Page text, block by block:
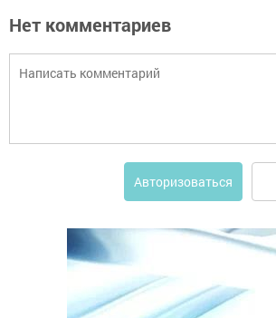
Нет комментариев
Авторизоваться